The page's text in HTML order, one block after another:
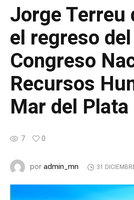
Jorge Terreu
el regreso del
Congreso
Recursos
Mar del Plata
7 0
por admin_mn 31